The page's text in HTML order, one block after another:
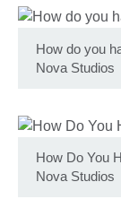
How do you
Nova Studios
How Do You
Nova Studios